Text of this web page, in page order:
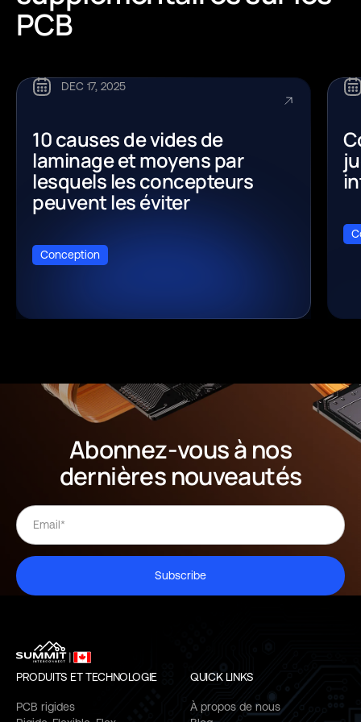
PCB
DEC 17, 2025
10 causes de vides de
laminage et moyens par
lesquels les concepteurs
peuvent les éviter
Conception
Abonnez-vous à nos
dernières nouveautés
Subscribe
PRODUITS ET TECHNOLOGIE
PCB rigides
QUICK LINKS
À propos de nous